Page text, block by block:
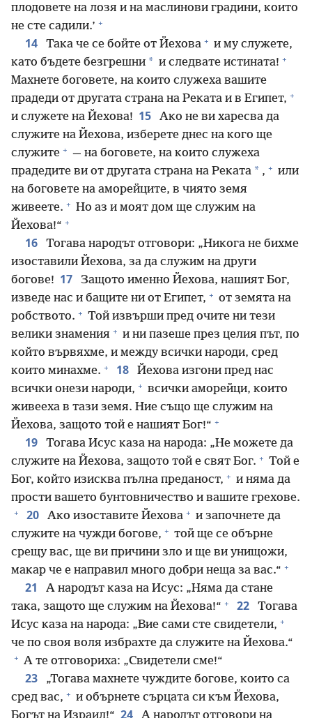
плодовете на лозя и на маслинови градини, които
не сте садили.’ +
14 Така че се бойте от Йехова + и му служете,
като бъдете безгрешни * и следвате истината! +
Махнете боговете, на които служеха вашите
прадеди от другата страна на Реката и в Египет, +
и служете на Йехова! 15
Ако не ви харесва да
служите на Йехова, изберете днес на кого ще
служите + — на боговете, на които служеха
прадедите ви от другата страна на Реката * , + или
на боговете на аморейците, в чиято земя
живеете. + Но аз и моят дом ще служим на
Йехова!“ +
16
Тогава народът отговори: „Никога не бихме
изоставили Йехова, за да служим на други
богове! 17
Защото именно Йехова, нашият Бог,
изведе нас и бащите ни от Египет, + от земята на
робството. + Той извърши пред очите ни тези
велики знамения + и ни пазеше през целия път, по
който вървяхме, и между всички народи, сред
които минахме. + 18
Йехова изгони пред нас
всички онези народи, + всички аморейци, които
живееха в тази земя. Ние също ще служим на
Йехова, защото той е нашият Бог!“ +
19
Тогава Исус каза на народа: „Не можете да
служите на Йехова, защото той е свят Бог. + Той е
Бог, който изисква пълна преданост, + и няма да
прости вашето бунтовничество и вашите грехове.
+ 20 Ако изоставите Йехова + и започнете да
служите на чужди богове, + той ще се обърне
срещу вас, ще ви причини зло и ще ви унищожи,
макар че е направил много добри неща за вас.“ +
21
А народът каза на Исус: „Няма да стане
така, защото ще служим на Йехова!“ + 22
Тогава
Исус каза на народа: „Вие сами сте свидетели, +
че по своя воля избрахте да служите на Йехова.“
+ А те отговориха: „Свидетели сме!“
23
„Тогава махнете чуждите богове, които са
сред вас, + и обърнете сърцата си към Йехова,
24